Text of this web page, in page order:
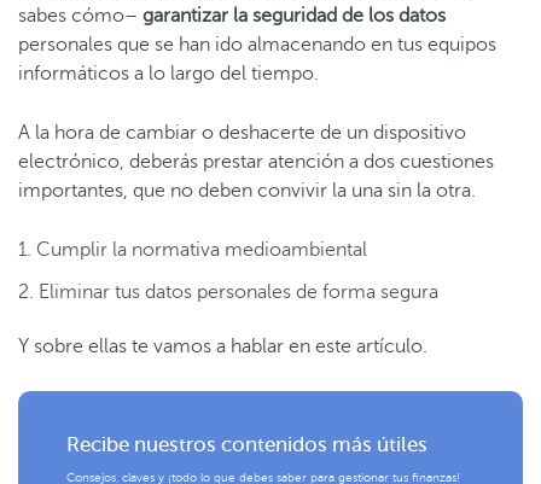
sabes cómo– garantizar la seguridad de los datos
personales que se han ido almacenando en tus equipos
informáticos a lo largo del tiempo.
A la hora de cambiar o deshacerte de un dispositivo
electrónico, deberás prestar atención a dos cuestiones
importantes, que no deben convivir la una sin la otra.
Cumplir la normativa medioambiental
Eliminar tus datos personales de forma segura
Y sobre ellas te vamos a hablar en este artículo.
Recibe nuestros contenidos más útiles
Consejos, claves y ¡todo lo que debes saber para gestionar tus finanzas!